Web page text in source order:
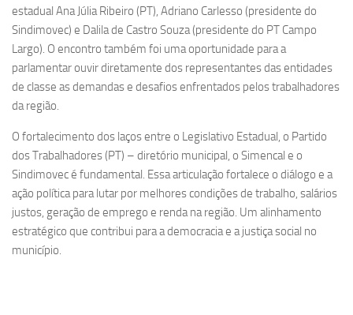
estadual Ana Júlia Ribeiro (PT), Adriano Carlesso (presidente do
Sindimovec) e Dalila de Castro Souza (presidente do PT Campo
Largo). O encontro também foi uma oportunidade para a
parlamentar ouvir diretamente dos representantes das entidades
de classe as demandas e desafios enfrentados pelos trabalhadores
da região.
O fortalecimento dos laços entre o Legislativo Estadual, o Partido
dos Trabalhadores (PT) – diretório municipal, o Simencal e o
Sindimovec é fundamental. Essa articulação fortalece o diálogo e a
ação política para lutar por melhores condições de trabalho, salários
justos, geração de emprego e renda na região. Um alinhamento
estratégico que contribui para a democracia e a justiça social no
município.